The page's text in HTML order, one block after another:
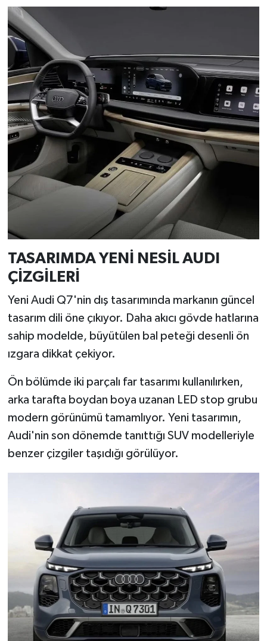
TASARIMDA YENİ NESİL AUDI
ÇİZGİLERİ
Yeni Audi Q7'nin dış tasarımında markanın güncel
tasarım dili öne çıkıyor. Daha akıcı gövde hatlarına
sahip modelde, büyütülen bal peteği desenli ön
ızgara dikkat çekiyor.
Ön bölümde iki parçalı far tasarımı kullanılırken,
arka tarafta boydan boya uzanan LED stop grubu
modern görünümü tamamlıyor. Yeni tasarımın,
Audi'nin son dönemde tanıttığı SUV modelleriyle
benzer çizgiler taşıdığı görülüyor.
Resmi İlan
Rüya Tabirleri
Sağlık
Şaphane
Simav
Siyaset
Tavşanlı
Teknoloji
Türkiye
Video Galeri
Yemek Tarifleri